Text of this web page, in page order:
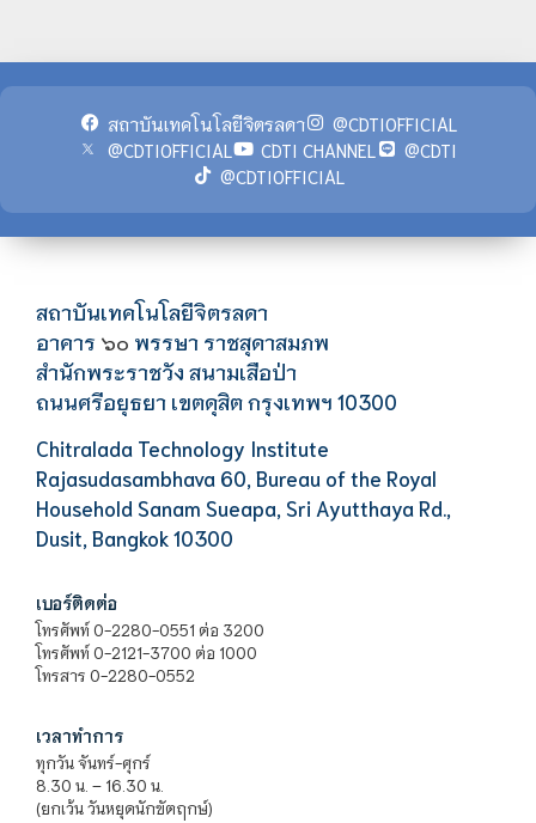
สถาบันเทคโนโลยีจิตรลดา
@CDTIOFFICIAL
@CDTIOFFICIAL
CDTI CHANNEL
@CDTI
@CDTIOFFICIAL
สถาบันเทคโนโลยีจิตรลดา
อาคาร ๖๐ พรรษา ราชสุดาสมภพ
สำนักพระราชวัง สนามเสือป่า
ถนนศรีอยุธยา เขตดุสิต กรุงเทพฯ 10300
Chitralada Technology Institute
Rajasudasambhava 60, Bureau of the Royal
Household Sanam Sueapa, Sri Ayutthaya Rd.,
Dusit, Bangkok 10300
เบอร์ติดต่อ
โทรศัพท์ 0-2280-0551 ต่อ 3200
โทรศัพท์ 0-2121-3700 ต่อ 1000
โทรสาร 0-2280-0552
เวลาทำการ
ทุกวัน จันทร์-ศุกร์
8.30 น. – 16.30 น.
(ยกเว้น วันหยุดนักขัตฤกษ์)